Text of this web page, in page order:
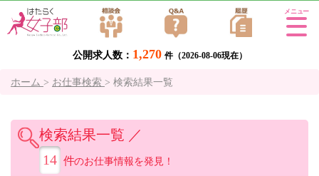
公開求人数： 1,270 件（2026-08-06現在）
Tog
ホーム > お仕事検索 > 検索結果一覧
検索結果一覧 ／
14 件のお仕事情報を発見！